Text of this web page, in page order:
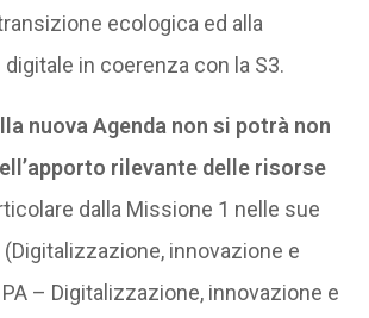
ecologica ed alla
in coerenza con la S3.
nuova Agenda non si potrà non
rilevante delle risorse
dalla Missione 1 nelle sue
innovazione e
– Digitalizzazione, innovazione e